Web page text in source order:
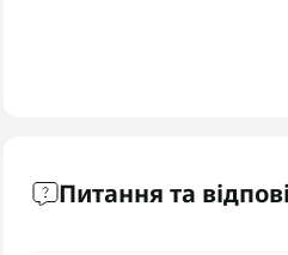
Питання та